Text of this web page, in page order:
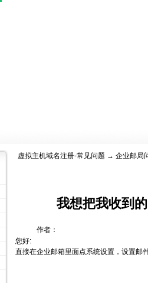
虚拟主机域名注册-常见问题 → 企业邮局
我想把我收到
作者：
您好:
直接在企业邮箱里面点系统设置，设置邮